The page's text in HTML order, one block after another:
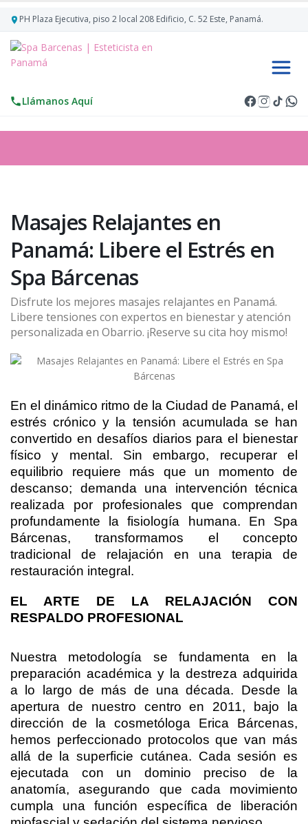
PH Plaza Ejecutiva, piso 2 local 208 Edificio, C. 52 Este, Panamá.
Llámanos Aquí
Masajes Relajantes en
Panamá: Libere el Estrés en
Spa Bárcenas
Disfrute los mejores masajes relajantes en Panamá.
Libere tensiones con expertos en bienestar y atención
personalizada en Obarrio. ¡Reserve su cita hoy mismo!
En el dinámico ritmo de la Ciudad de Panamá, el
estrés crónico y la tensión acumulada se han
convertido en desafíos diarios para el bienestar
físico y mental. Sin embargo, recuperar el
equilibrio requiere más que un momento de
descanso; demanda una intervención técnica
realizada por profesionales que comprendan
profundamente la fisiología humana. En Spa
Bárcenas, transformamos el concepto
tradicional de relajación en una terapia de
restauración integral.
EL ARTE DE LA RELAJACIÓN CON
RESPALDO PROFESIONAL
Nuestra metodología se fundamenta en la
preparación académica y la destreza adquirida
a lo largo de más de una década. Desde la
apertura de nuestro centro en 2011, bajo la
dirección de la cosmetóloga Erica Bárcenas,
hemos perfeccionado protocolos que van más
allá de la superficie cutánea. Cada sesión es
ejecutada con un dominio preciso de la
anatomía, asegurando que cada movimiento
cumpla una función específica de liberación